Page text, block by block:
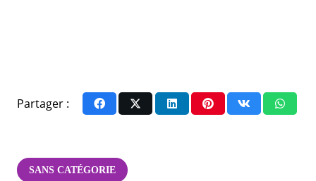
Partager :
SANS CATÉGORIE